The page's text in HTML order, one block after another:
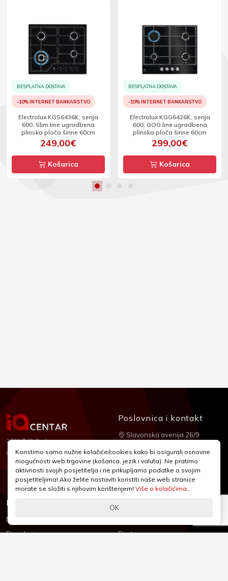
BESPLATNA DOSTAVA
-10% INTERNET BANKARSTVO
Electrolux KGS6436K, serija
600, Slim line ugradbena
plinska ploča širine 60cm
249,00€
Košarica
BESPLATNA DOSTAVA
-10% INTERNET BANKARSTVO
Electrolux KGG6426K, serija
600, GOG line ugradbena
plinska ploča širine 60cm
299,00€
Košarica
2026 © IQ Centar
Izrada:Nubilus
Informacije
Novosti & Promocije
Brandovi
Podrška
Dostava
Poslovnica i kontakt
Slavonska avenija 26/9
+385 1 2455 950
webshop@iqcentar.hr
Pon - Pet od 9 - 17h
Koristimo samo nužne kolačiće/cookies kako bi osigurali osnovne
mogućnosti web trgovine (košarica, jezik i valuta). Ne pratimo
aktivnosti svojih posjetitelja i ne prikupljamo podatke o svojim
posjetiteljima! Ako želite nastaviti koristiti naše web stranice
morate se složiti s njihovim korištenjem! Više o kolačićima...
OK